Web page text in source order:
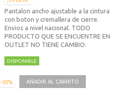
Pantalon ancho ajustable a la cintura
con boton y cremallera de cierre.
Envios a nivel nacional. TODO
PRODUCTO QUE SE ENCUENTRE EN
OUTLET NO TIENE CAMBIO.
DISPONIBLE
-50% AÑADIR AL CARRITO